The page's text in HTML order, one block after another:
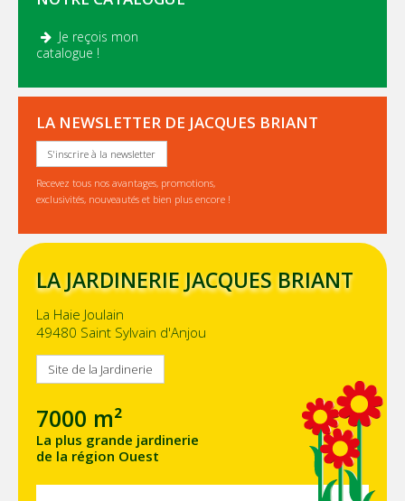
Je reçois mon
catalogue !
LA NEWSLETTER DE JACQUES BRIANT
S'inscrire à la newsletter
Recevez tous nos avantages, promotions,
exclusivités, nouveautés et bien plus encore !
LA JARDINERIE JACQUES BRIANT
La Haie Joulain
49480 Saint Sylvain d'Anjou
Site de la Jardinerie
7000 m²
La plus grande jardinerie
de la région Ouest